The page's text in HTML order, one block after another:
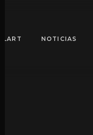
NOTICIAS